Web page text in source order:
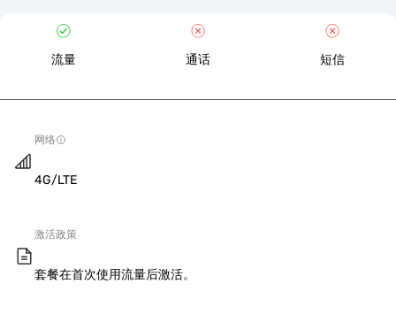
流量 通话 短信
网络
4G/LTE
激活政策
套餐在首次使用流量后激活。